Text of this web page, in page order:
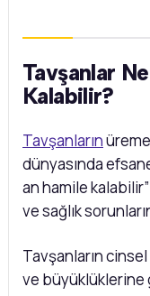
Tavşanlar
Kalabilir?
Tavşanların
dünyasında
an hamile
ve sağlık
Tavşanların
ve büyüklüklerine